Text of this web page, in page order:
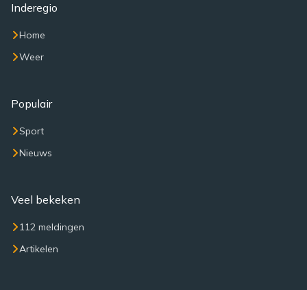
Inderegio
Home
Weer
Populair
Sport
Nieuws
Veel bekeken
112 meldingen
Artikelen